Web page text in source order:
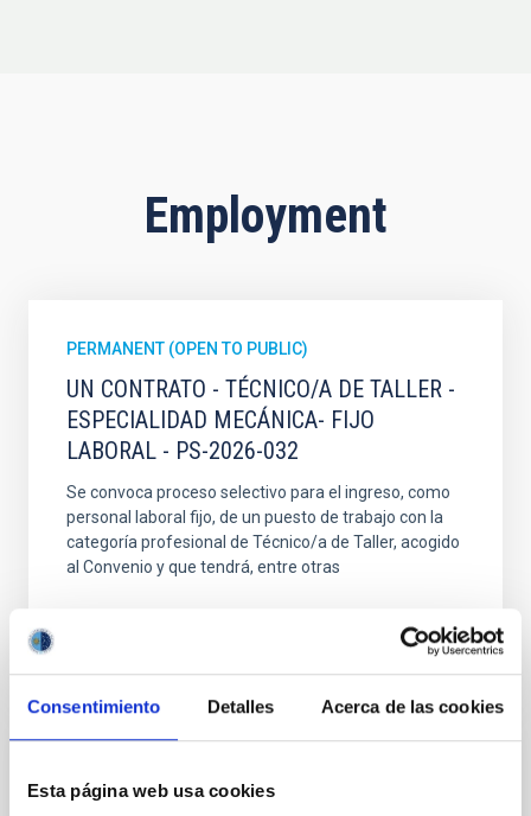
Consentimiento Detalles Acerca de las cookies
Esta página web usa cookies
Employment
PERMANENT (OPEN TO PUBLIC)
UN CONTRATO - TÉCNICO/A DE TALLER -
ESPECIALIDAD MECÁNICA- FIJO
LABORAL - PS-2026-032
Se convoca proceso selectivo para el ingreso, como
personal laboral fijo, de un puesto de trabajo con la
categoría profesional de Técnico/a de Taller, acogido
al Convenio y que tendrá, entre otras